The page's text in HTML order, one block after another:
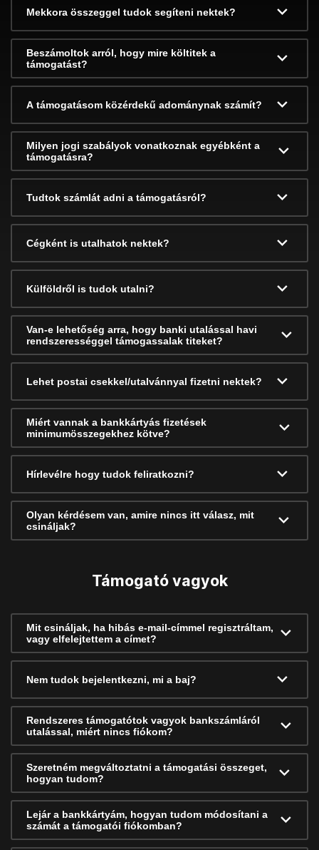
Mekkora összeggel tudok segíteni nektek?
Beszámoltok arról, hogy mire költitek a
támogatást?
A támogatásom közérdekű adománynak számít?
Milyen jogi szabályok vonatkoznak egyébként a
támogatásra?
Tudtok számlát adni a támogatásról?
Cégként is utalhatok nektek?
Külföldről is tudok utalni?
Van-e lehetőség arra, hogy banki utalással havi
rendszerességgel támogassalak titeket?
Lehet postai csekkel/utalvánnyal fizetni nektek?
Miért vannak a bankkártyás fizetések
minimumösszegekhez kötve?
Hírlevélre hogy tudok feliratkozni?
Olyan kérdésem van, amire nincs itt válasz, mit
csináljak?
Támogató vagyok
Mit csináljak, ha hibás e-mail-címmel regisztráltam,
vagy elfelejtettem a címet?
Nem tudok bejelentkezni, mi a baj?
Rendszeres támogatótok vagyok bankszámláról
utalással, miért nincs fiókom?
Szeretném megváltoztatni a támogatási összeget,
hogyan tudom?
Lejár a bankkártyám, hogyan tudom módosítani a
számát a támogatói fiókomban?